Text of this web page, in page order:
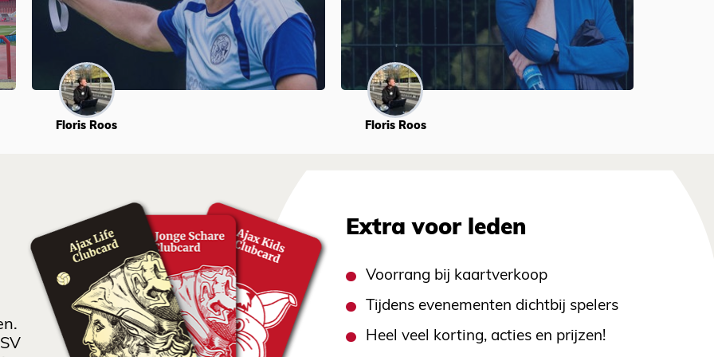
Floris Roos Floris Roos
Extra voor leden
Voorrang bij kaartverkoop
Tijdens evenementen dichtbij spelers
Heel veel korting, acties en prijzen!